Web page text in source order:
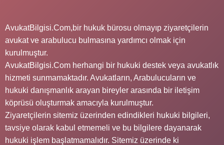
AvukatBilgisi.Com,bir hukuk bürosu olmayıp ziyaretçilerin
avukat ve arabulucu bulmasına yardımcı olmak için
kurulmuştur.
AvukatBilgisi.Com herhangi bir hukuki destek veya avukatlık
hizmeti sunmamaktadır. Avukatların, Arabulucuların ve
hukuki danışmanlık arayan bireyler arasında bir iletişim
köprüsü oluşturmak amacıyla kurulmuştur.
Ziyaretçilerin sitemiz üzerinden edindikleri hukuki bilgileri,
tavsiye olarak kabul etmemeli ve bu bilgilere dayanarak
hukuki işlem başlatmamalıdır. Sitemiz üzerinde ki